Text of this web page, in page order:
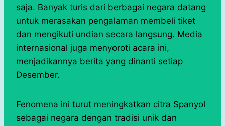
saja. Banyak turis dari berbagai negara datang
untuk merasakan pengalaman membeli tiket
dan mengikuti undian secara langsung. Media
internasional juga menyoroti acara ini,
menjadikannya berita yang dinanti setiap
Desember.
Fenomena ini turut meningkatkan citra Spanyol
sebagai negara dengan tradisi unik dan